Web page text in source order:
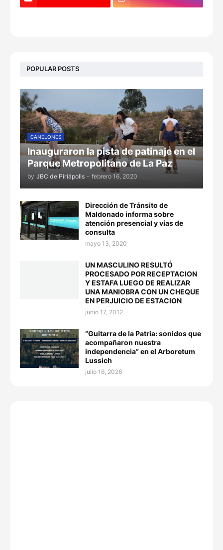
POPULAR POSTS
CANELONES
Inauguraron la pista de patinaje en el
Parque Metropolitano de La Paz
by JBC de Piriápolis - febrero 16, 2020
Dirección de Tránsito de
Maldonado informa sobre
atención presencial y vías de
consulta
mayo 13, 2020
UN MASCULINO RESULTÓ
PROCESADO POR RECEPTACION
Y ESTAFA LUEGO DE REALIZAR
UNA MANIOBRA CON UN CHEQUE
EN PERJUICIO DE ESTACION
junio 17, 2012
“Guitarra de la Patria: sonidos que
acompañaron nuestra
independencia” en el Arboretum
Lussich
julio 16, 2026